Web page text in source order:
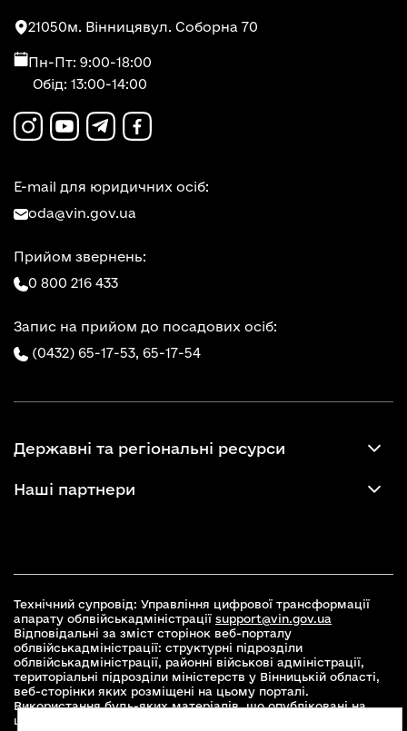
21050м. Вінницявул. Соборна 70
Пн-Пт: 9:00-18:00
Обід: 13:00-14:00
E-mail для юридичних осіб:
oda@vin.gov.ua
Прийом звернень:
0 800 216 433
Запис на прийом до посадових осіб:
(0432) 65-17-53, 65-17-54
Державні та регіональні ресурси
Наші партнери
Технічний супровід: Управління цифрової трансформації
апарату облвійськадміністрації support@vin.gov.ua
Відповідальні за зміст сторінок веб-порталу
облвійськадміністрації: структурні підрозділи
облвійськадміністрації, районні військові адміністрації,
територіальні підрозділи міністерств у Вінницькій області,
веб-сторінки яких розміщені на цьому порталі.
Використання будь-яких матеріалів, що опубліковані на
цьому сайті, дозволяється при умові зазначення посилання